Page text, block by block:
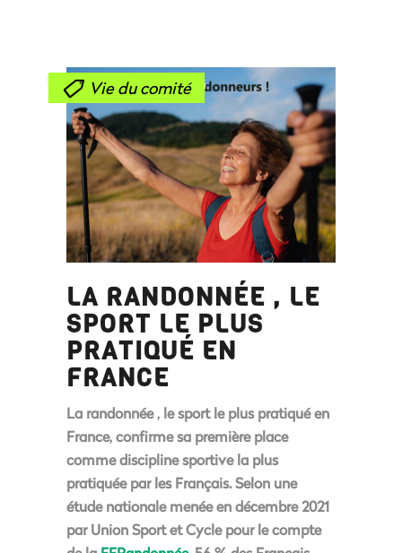
Vie du comité
LA RANDONNÉE , LE
SPORT LE PLUS
PRATIQUÉ EN
FRANCE
La randonnée , le sport le plus pratiqué en
France, confirmesa première place
comme discipline sportive la plus
pratiquée par les Français. Selon une
étude nationale menée en décembre 2021
par Union Sport et Cycle pour le compte